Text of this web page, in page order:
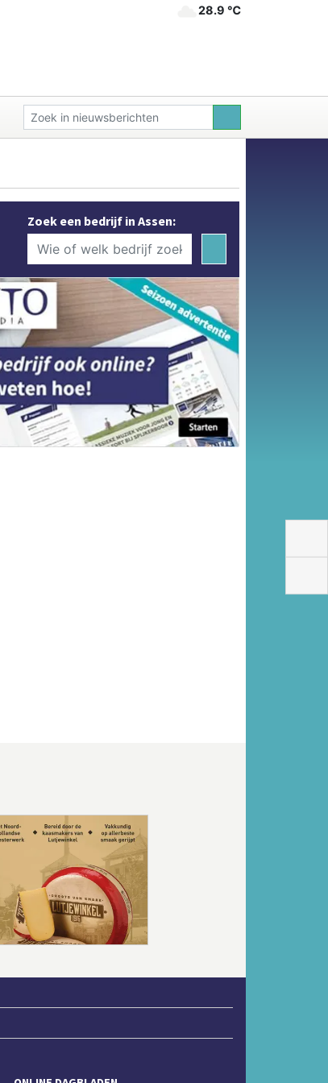
28.9 ℃
Zoek een bedrijf in Assen: